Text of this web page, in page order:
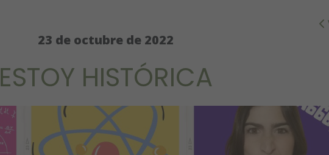
23 de octubre de 2022
ESTOY HISTÓRICA